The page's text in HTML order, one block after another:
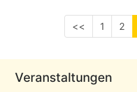
<< 1 2
Veranstaltungen